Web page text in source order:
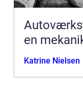
en
Katrine Nielsen